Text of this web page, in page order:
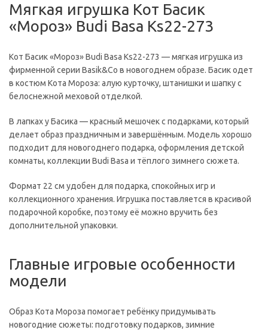
Мягкая игрушка Кот Басик
«Мороз» Budi Basa Ks22-273
Кот Басик «Мороз» Budi Basa Ks22-273 — мягкая игрушка из
фирменной серии Basik&Co в новогоднем образе. Басик одет
в костюм Кота Мороза: алую курточку, штанишки и шапку с
белоснежной меховой отделкой.
В лапках у Басика — красный мешочек с подарками, который
делает образ праздничным и завершённым. Модель хорошо
подходит для новогоднего подарка, оформления детской
комнаты, коллекции Budi Basa и тёплого зимнего сюжета.
Формат 22 см удобен для подарка, спокойных игр и
коллекционного хранения. Игрушка поставляется в красивой
подарочной коробке, поэтому её можно вручить без
дополнительной упаковки.
Главные игровые особенности
модели
Образ Кота Мороза помогает ребёнку придумывать
новогодние сюжеты: подготовку подарков, зимние